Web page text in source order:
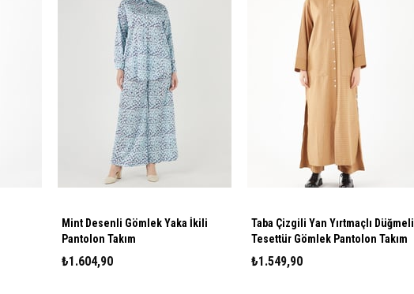
Mint Desenli Gömlek Yaka İkili
Pantolon Takım
₺1.604,90
Taba Çizgili Yan Yırtmaçlı Düğmeli
Tesettür Gömlek Pantolon Takım
₺1.549,90